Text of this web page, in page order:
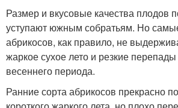
Размер и вкусовые качества плодов
уступают южным собратьям. Но
абрикосов, как правило, не
жаркое сухое лето и резкие
весеннего периода.
Ранние сорта абрикосов прекрасно